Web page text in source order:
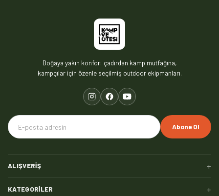
Doğaya yakın konfor: çadırdan kamp mutfağına,
kampçılar için özenle seçilmiş outdoor ekipmanları.
Abone Ol
ALIŞVERIŞ +
KATEGORILER +